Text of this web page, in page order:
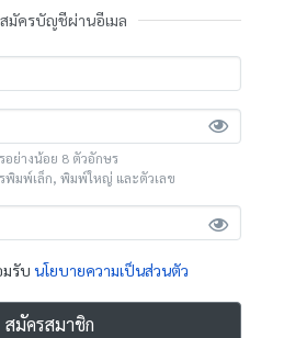
มัครบัญชีผ่านอีเมล
ย่างน้อย 8 ตัวอักษร
พิมพ์เล็ก, พิมพ์ใหญ่ และตัวเลข
รับ นโยบายความเป็นส่วนตัว
สมัครสมาชิก